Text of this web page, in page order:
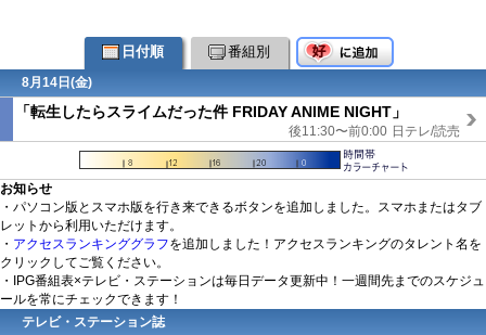
日付順 番組別
8月14日(金)
「転生したらスライムだった件 FRIDAY ANIME NIGHT」
後11:30〜前0:00 日テレ/読売
お知らせ
・パソコン版とスマホ版を行き来できるボタンを追加しました。スマホまたはタブ
レットから利用いただけます。
・ アクセスランキンググラフを追加しました！アクセスランキングのタレント名を
クリックしてご覧ください。
・IPG番組表×テレビ・ステーションは毎日データ更新中！一週間先までのスケジュ
ールを常にチェックできます！
テレビ・ステーション誌